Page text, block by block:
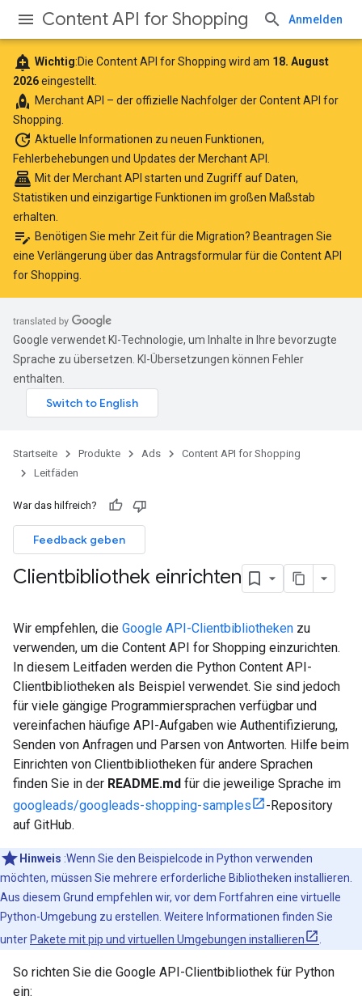
Content API for Shopping Anmelden
add_alert Wichtig:Die Content API for Shopping wird am 18. August
2026eingestellt.
rocket Merchant API – der offizielle Nachfolger der Content API for
Shopping.
update Aktuelle Informationen zu neuen Funktionen,
Fehlerbehebungen und Updates der Merchant API.
point_of_sale Mit der Merchant API starten und Zugriff auf Daten,
Statistiken und einzigartige Funktionen im großen Maßstab
erhalten.
edit_note Benötigen Sie mehr Zeit für die Migration? Beantragen Sie
eine Verlängerung über das Antragsformular für die Content API
for Shopping
Google verwendet KI-Technologie, um Inhalte in Ihre bevorzugte
Sprache zu übersetzen. KI-Übersetzungen können Fehler
enthalten.
Startseite Produkte Ads
Content API for Shopping
Leitfäden
War das hilfreich?
Feedback geben
Clientbibliothek einrichten
Wir empfehlen, die Google API-Clientbibliotheken zu
verwenden, um die Content API for Shopping einzurichten.
In diesem Leitfaden werden die Python Content API-
Clientbibliotheken als Beispiel verwendet. Sie sind jedoch
für viele gängige Programmiersprachen verfügbar und
vereinfachen häufige API-Aufgaben wie Authentifizierung,
Senden von Anfragen und Parsen von Antworten. Hilfe beim
Einrichten von Clientbibliotheken für andere Sprachen
finden Sie in der README.md für die jeweilige Sprache im
googleads/googleads-shopping-samples
-Repository
auf GitHub.
Hinweis :Wenn Sie den Beispielcode in Python verwenden
möchten, müssen Sie mehrere erforderliche Bibliotheken installieren.
Aus diesem Grund empfehlen wir, vor dem Fortfahren eine virtuelle
Python-Umgebung zu erstellen. Weitere Informationen finden Sie
unter Pakete mit pip und virtuellen Umgebungen installieren
So richten Sie die Google API-Clientbibliothek für Python
ein: